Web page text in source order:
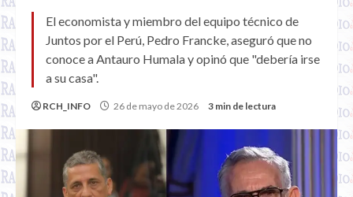
El economista y miembro del equipo técnico de
Juntos por el Perú, Pedro Francke, aseguró que no
conoce a Antauro Humala y opinó que "debería irse
a su casa".
RCH_INFO 26 de mayo de 2026 3 min de lectura